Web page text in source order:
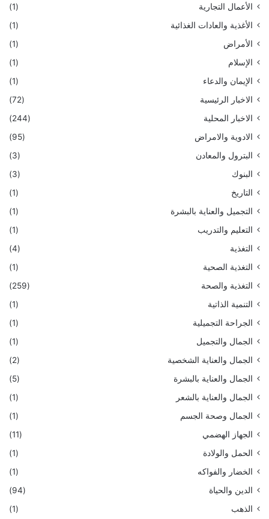
الأعمال التجارية
(1)
الأغذية والعادات الغذائية
(1)
الأمراض
(1)
الإسلام
(1)
الإيمان والدعاء
(1)
الاخبار الرئيسية
(72)
الاخبار المحلية
(244)
الادوية والامراض
(95)
البترول والمعادن
(3)
البنوك
(3)
التاريخ
(1)
التجميل والعناية بالبشرة
(1)
التعليم والتدريب
(1)
التغذية
(4)
التغذية الصحية
(1)
التغذية والصحة
(259)
التنمية الذاتية
(1)
الجراحة التجميلية
(1)
الجمال والتجميل
(1)
الجمال والعناية الشخصية
(2)
الجمال والعناية بالبشرة
(5)
الجمال والعناية بالشعر
(1)
الجمال وصحة الجسم
(1)
الجهاز الهضمي
(11)
الحمل والولادة
(1)
الخضار والفواكه
(1)
الدين والحياة
(94)
الذهب
(1)